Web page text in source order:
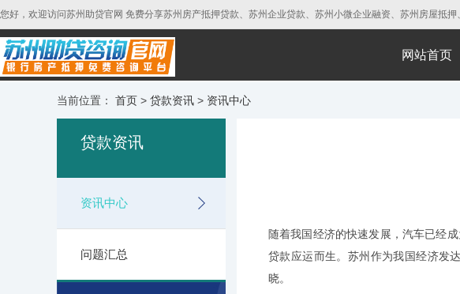
您好，欢迎访问苏州助贷官网 免费分享苏州房产抵押贷款、苏州企业贷款、苏州小微企业融资、苏州房屋
网站首页
当前位置： 首页 > 贷款资讯 > 资讯中心
贷款资讯
资讯中心
问题汇总
随着我国经济的快速发展，汽车已经
贷款应运而生。苏州作为我国经济发
晓。